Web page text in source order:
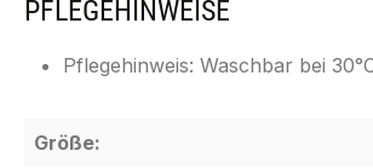
PFLEGEHINWEISE
Pflegehinweis: Waschbar bei
Größe: